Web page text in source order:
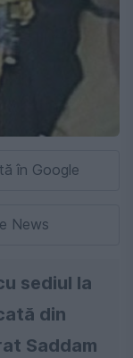
în Google
News
sediul la
din
Saddam